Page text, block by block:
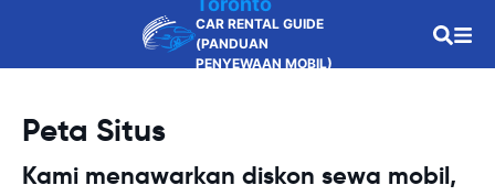
CAR RENTAL GUIDE
(PANDUAN
PENYEWAAN MOBIL)
Peta Situs
Kami menawarkan diskon sewa mobil,